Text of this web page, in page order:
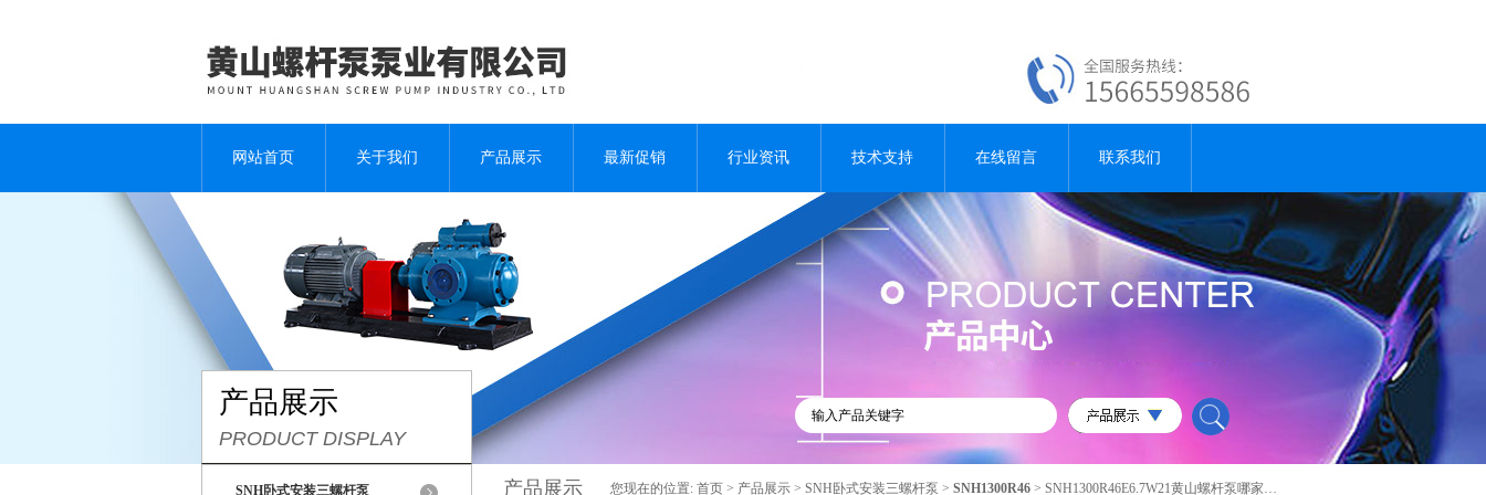
网站首页 关于我们 产品展示 最新促销 行业资讯 技术支持 在线留言 联系我们
产品展示
PRODUCT DISPLAY
SNH卧式安装三螺杆泵 产品展示 您现在的位置: 首页 > 产品展示 > SNH卧式安装三螺杆泵 > SNH1300R46 > SNH1300R46E6.7W21黄山螺杆泵哪家比较好